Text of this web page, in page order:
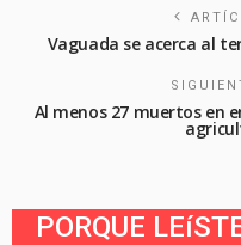
Vaguada se acerca al
Al menos 27 muertos en
PORQUE